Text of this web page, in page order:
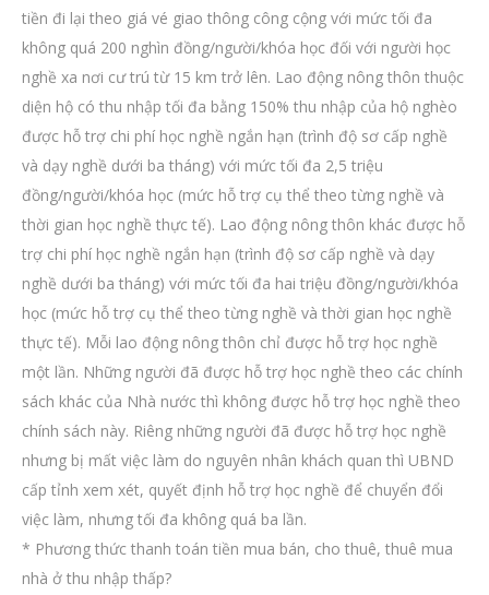
tiền đi lại theo giá vé giao thông công cộng với mức tối đa
không quá 200 nghìn đồng/người/khóa học đối với người học
nghề xa nơi cư trú từ 15 km trở lên. Lao động nông thôn thuộc
diện hộ có thu nhập tối đa bằng 150% thu nhập của hộ nghèo
được hỗ trợ chi phí học nghề ngắn hạn (trình độ sơ cấp nghề
và dạy nghề dưới ba tháng) với mức tối đa 2,5 triệu
đồng/người/khóa học (mức hỗ trợ cụ thể theo từng nghề và
thời gian học nghề thực tế). Lao động nông thôn khác được hỗ
trợ chi phí học nghề ngắn hạn (trình độ sơ cấp nghề và dạy
nghề dưới ba tháng) với mức tối đa hai triệu đồng/người/khóa
học (mức hỗ trợ cụ thể theo từng nghề và thời gian học nghề
thực tế). Mỗi lao động nông thôn chỉ được hỗ trợ học nghề
một lần. Những người đã được hỗ trợ học nghề theo các chính
sách khác của Nhà nước thì không được hỗ trợ học nghề theo
chính sách này. Riêng những người đã được hỗ trợ học nghề
nhưng bị mất việc làm do nguyên nhân khách quan thì UBND
cấp tỉnh xem xét, quyết định hỗ trợ học nghề để chuyển đổi
việc làm, nhưng tối đa không quá ba lần.
* Phương thức thanh toán tiền mua bán, cho thuê, thuê mua
nhà ở thu nhập thấp?